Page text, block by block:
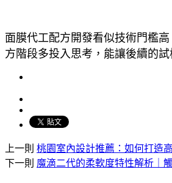
面膜代工配方開發看似技術門檻
方階段多投入思考，能讓後續的
上一則 桃園室內設計推薦：如何打造
下一則 魔滴二代的柔軟度特性解析｜